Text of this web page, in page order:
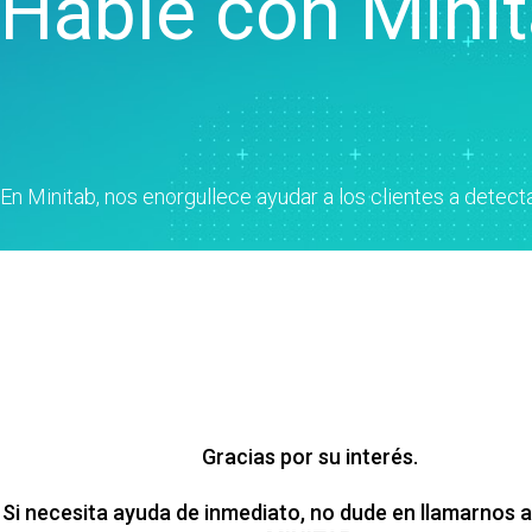
Control estadístico de
procesos
Live Analytics
Confiabilidad y análisis de
datos de vida útil
Simulación por eventos
discretos
En Minitab, nos enorgullece ayudar a los clientes a
Gracias por su interés.
Si necesita ayuda de inmediato, no dude en llamarnos